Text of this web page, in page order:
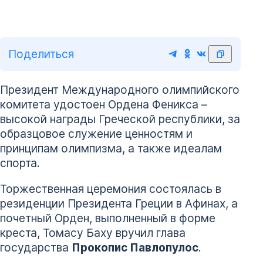
Поделиться
Президент Международного олимпийского
комитета удостоен Ордена Феникса –
высокой награды Греческой республики, за
образцовое служение ценностям и
принципам олимпизма, а также идеалам
спорта.
Торжественная церемония состоялась в
резиденции Президента Греции в Афинах, а
почетный Орден, выполненный в форме
креста, Томасу Баху вручил глава
государства Прокопис Павлопулос.